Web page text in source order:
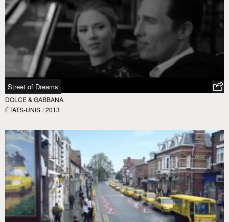
Street of Dreams
DOLCE & GABBANA
ÉTATS-UNIS / 2013